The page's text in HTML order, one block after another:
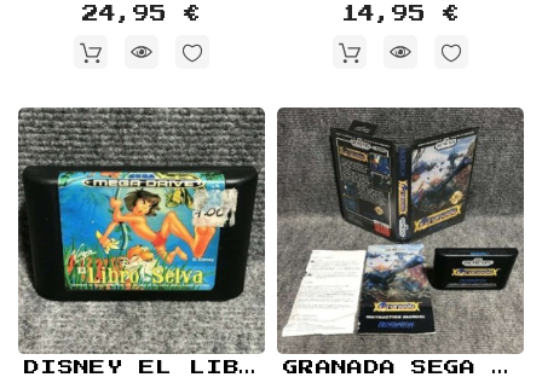
24,95 € 14,95 €
DISNEY EL LIBRO DE LA SELVA SEGA MEGA DRIVE GRANADA SEGA GENESIS MEGA DRIVE